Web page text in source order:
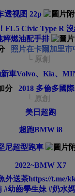
透视图 22p
FL5 Civic Type R
粹燃油配手排
照片在卡爾加里市
└ 原創
車Volvo、Kia、
2018 多倫多國
└ 原創
美日超跑
超跑BMW i8
尼超型跑車
2022~BMW X7
外送茶https://t.me/
#幼齒學生妹 #奶水